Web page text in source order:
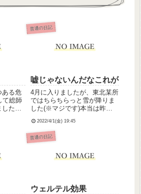
ある危
て総師
した💦
会人
まま
か
く、
普通の日記
嘘じゃないんだなこれが
4月に入りましたが、東北某所
ではちらちらっと雪が降りま
した(※マジです)本当は昨日
けど、弟くんに「4月半ばとか
で良いんじゃない？」って言
われて予約先延ばしにしても
た。サンキューな弟く
2022/4/1(金) 19:45
普通の日記
ウェルテル効果